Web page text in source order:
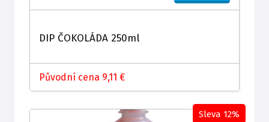
DIP ČOKOLÁDA 250ml
Původní cena 9,11 €
Sleva 12%